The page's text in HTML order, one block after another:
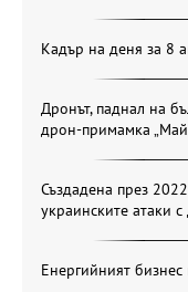
Кадър на деня за 8
Дронът, паднал на
дрон-примамка
Създадена през
украинските атаки
Енергийният